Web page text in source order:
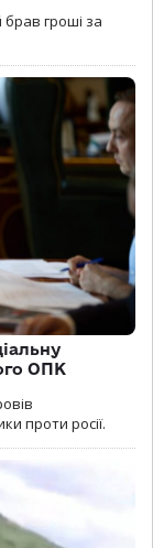
гроші за
ОПК
проти росії.